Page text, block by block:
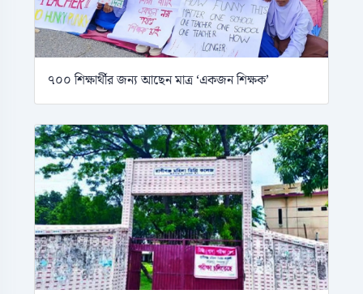
৭০০ শিক্ষার্থীর জন্য আছেন মাত্র ‘একজন শিক্ষক’